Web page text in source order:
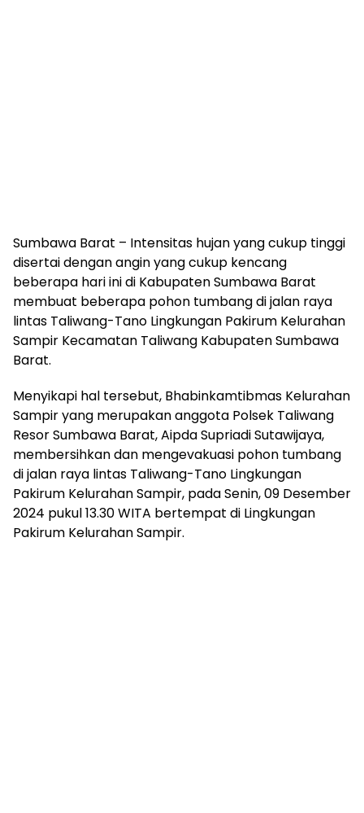
Sumbawa Barat – Intensitas hujan yang cukup tinggi
disertai dengan angin yang cukup kencang
beberapa hari ini di Kabupaten Sumbawa Barat
membuat beberapa pohon tumbang di jalan raya
lintas Taliwang-Tano Lingkungan Pakirum Kelurahan
Sampir Kecamatan Taliwang Kabupaten Sumbawa
Barat.
Menyikapi hal tersebut, Bhabinkamtibmas Kelurahan
Sampir yang merupakan anggota Polsek Taliwang
Resor Sumbawa Barat, Aipda Supriadi Sutawijaya,
membersihkan dan mengevakuasi pohon tumbang
di jalan raya lintas Taliwang-Tano Lingkungan
Pakirum Kelurahan Sampir, pada Senin, 09 Desember
2024 pukul 13.30 WITA bertempat di Lingkungan
Pakirum Kelurahan Sampir.